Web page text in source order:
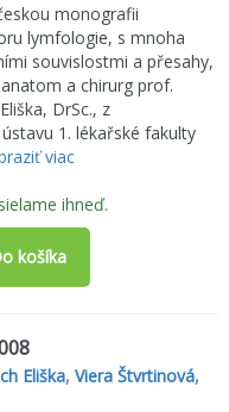
monografii
lymfologie, s mnoha
souvislostmi a přesahy,
a chirurg prof.
DrSc., z
1. lékařské fakulty
viac
ihneď.
košíka
Eliška,Viera Štvrtinová,